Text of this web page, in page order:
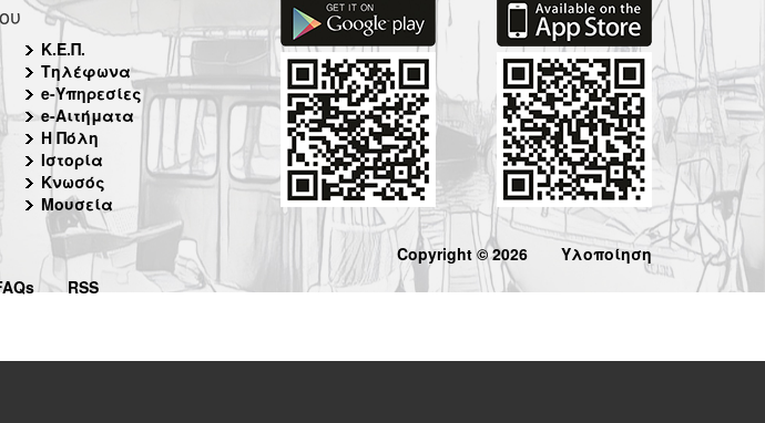
Κ.Ε.Π.
Τηλέφωνα
e-Υπηρεσίες
e-Αιτήματα
Η Πόλη
Ιστορία
Κνωσός
Μουσεία
RSS
Copyright © 2026 Υλοποίηση